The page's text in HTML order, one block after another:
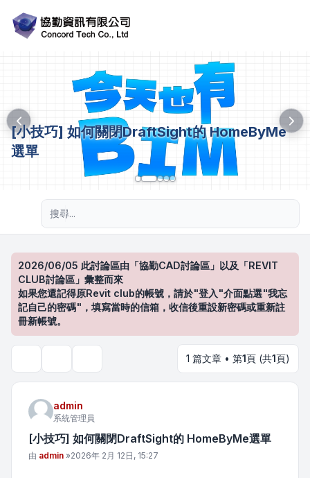
[小技巧] 如何關閉DraftSight的 HomeByMe
選單
2026/06/05 此討論區由「協勤CAD討論區」以及「REVIT
CLUB討論區」彙整而來
如果您還記得原Revit club的帳號，請於"登入"介面點選"我忘
記自己的密碼"，填寫當時的信箱，收信後重設新密碼或重新註
冊新帳號。
1 篇文章 • 第1頁 (共1頁)
admin
系統管理員
[小技巧] 如何關閉DraftSight的 HomeByMe選單
文章
由 admin »2026年 2月 12日, 15:27